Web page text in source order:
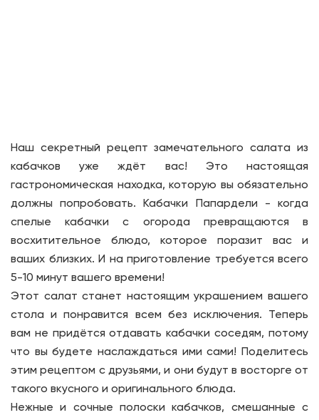
Наш секретный рецепт замечательного салата из
кабачков уже ждёт вас! Это настоящая
гастрономическая находка, которую вы обязательно
должны попробовать. Кабачки Папардели - когда
спелые кабачки с огорода превращаются в
восхитительное блюдо, которое поразит вас и
ваших близких. И на приготовление требуется всего
5-10 минут вашего времени!
Этот салат станет настоящим украшением вашего
стола и понравится всем без исключения. Теперь
вам не придётся отдавать кабачки соседям, потому
что вы будете наслаждаться ими сами! Поделитесь
этим рецептом с друзьями, и они будут в восторге от
такого вкусного и оригинального блюда.
Нежные и сочные полоски кабачков, смешанные с